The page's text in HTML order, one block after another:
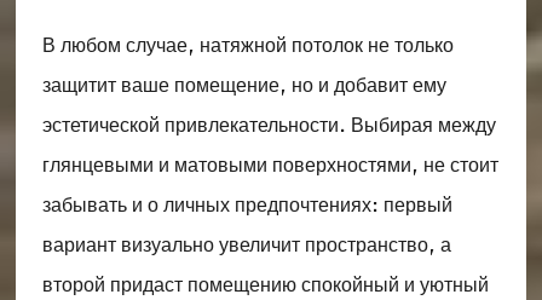
В любом случае, натяжной потолок не только
защитит ваше помещение, но и добавит ему
эстетической привлекательности. Выбирая между
глянцевыми и матовыми поверхностями, не стоит
забывать и о личных предпочтениях: первый
вариант визуально увеличит пространство, а
второй придаст помещению спокойный и уютный